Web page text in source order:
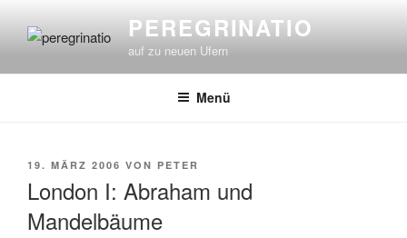
Inhalt
PEREGRINATIO
auf zu neuen Ufern
Menü
VERÖFFENTLICHT
19. MÄRZ 2006 VON PETER
London I: Abraham und
Mandelbäume